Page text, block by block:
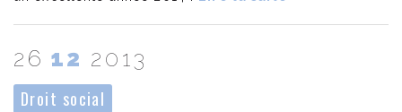
26 12 2013
Droit social